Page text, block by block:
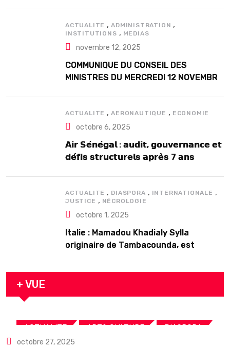
ACTUALITE ,ADMINISTRATION ,
INSTITUTIONS , MEDIAS
novembre 12, 2025
COMMUNIQUE DU CONSEIL DES
MINISTRES DU MERCREDI 12 NOVEMBRE
ACTUALITE ,AERONAUTIQUE , ECONOMIE
octobre 6, 2025
𝗔𝗶𝗿 𝗦𝗲́𝗻𝗲́𝗴𝗮𝗹 : 𝗮𝘂𝗱𝗶𝘁, 𝗴𝗼𝘂𝘃𝗲𝗿𝗻𝗮𝗻𝗰𝗲 𝗲𝘁
𝗱𝗲́𝗳𝗶𝘀 𝘀𝘁𝗿𝘂𝗰𝘁𝘂𝗿𝗲𝗹𝘀 𝗮𝗽𝗿𝗲̀𝘀 7 𝗮𝗻𝘀
ACTUALITE , DIASPORA , INTERNATIONALE ,
JUSTICE , NÉCROLOGIE
octobre 1, 2025
Italie : Mamadou Khadialy Sylla
originaire de Tambacounda, est
arrestation
+ VUE
ACTUALITE ART& CULTURE DIASPORA
TOURISME
octobre 27, 2025